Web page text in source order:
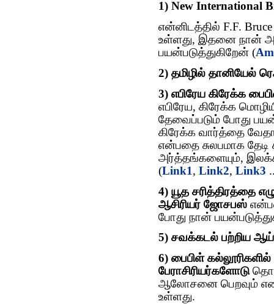
1) New International
என்னிடத்தில் F.F.
உள்ளது, இதனை நான்
பயன்படுத்துகிறேன் (
2) தமிழில் தானியேல்
3) எபிரேய கிரேக்க
எபிரேய, கிரேக்க
தேவைப்படும் போது
கிரேக்க வார்த்தை
என்பதை சுலபமாக
அர்த்தங்களையும்,
(Link1 , Link2, Link3
4) யூத சரித்திரத்தை
ஆசிரியர் ஜோசபஸ்
போது நான்
5) சவக்கடல் பற்றிய
6) பைபிள்
பேராசிரியர்களோடு
ஆலோசனை பெறவும்
உள்ளது.